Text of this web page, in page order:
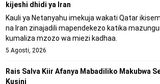
kijeshi dhidi ya Iran
Kauli ya Netanyahu imekuja wakati Qatar
na Iran zinajadili mapendekezo katika
kumaliza mzozo wa miezi kadhaa.
5 Agosti, 2026
Rais Salva Kiir Afanya Mabadiliko Makubwa
Kusini